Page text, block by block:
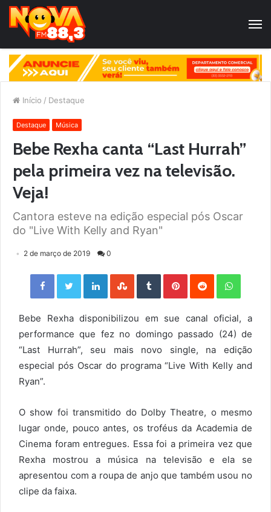
Início / Destaque
Destaque Música
Bebe Rexha canta “Last Hurrah”
pela primeira vez na televisão.
Veja!
Cantora esteve na edição especial pós Oscar
do "Live With Kelly and Ryan"
2 de março de 2019 0
Facebook Twitter LinkedIn StumbleUpon Tumblr Pinterest Reddit
Bebe Rexha disponibilizou em sue canal oficial, a
performance que fez no domingo passado (24) de
“Last Hurrah”, seu mais novo single, na edição
especial pós Oscar do programa “Live With Kelly and
Ryan”.
O show foi transmitido do Dolby Theatre, o mesmo
lugar onde, pouco antes, os troféus da Academia de
Cinema foram entregues. Essa foi a primeira vez que
Rexha mostrou a música na televisão e ela se
apresentou com a roupa de anjo que também usou no
clipe da faixa.